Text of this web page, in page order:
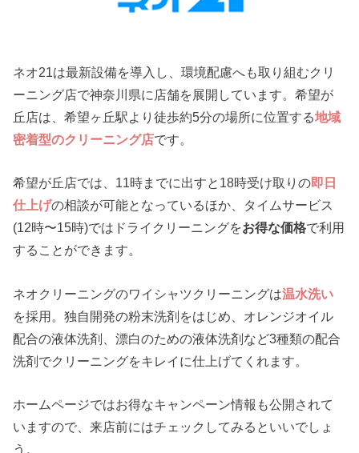
ネオ21は最新設備を導入し、環境配慮へも取り組むクリ
ーニング店で神奈川県に店舗を展開しています。希望が
丘店は、希望ヶ丘駅より徒歩約5分の場所に位置する地域
密着型のクリーニング店です。
希望が丘店では、11時までに出すと18時受け取りの即日
仕上げの相談が可能となっているほか、タイムサービス
(12時〜15時)ではドライクリーニングをお得な価格で利用
することができます。
ネオクリーニングのワイシャツクリーニングは温水洗い
を採用。独自開発の粉末洗剤をはじめ、オレンジオイル
配合の液体洗剤、漂白のための液体洗剤など3種類の配合
洗剤でクリーニングをキレイに仕上げてくれます。
ホームページではお得なキャンペーン情報も公開されて
いますので、来店前にはチェックしてみるといいでしょ
う。